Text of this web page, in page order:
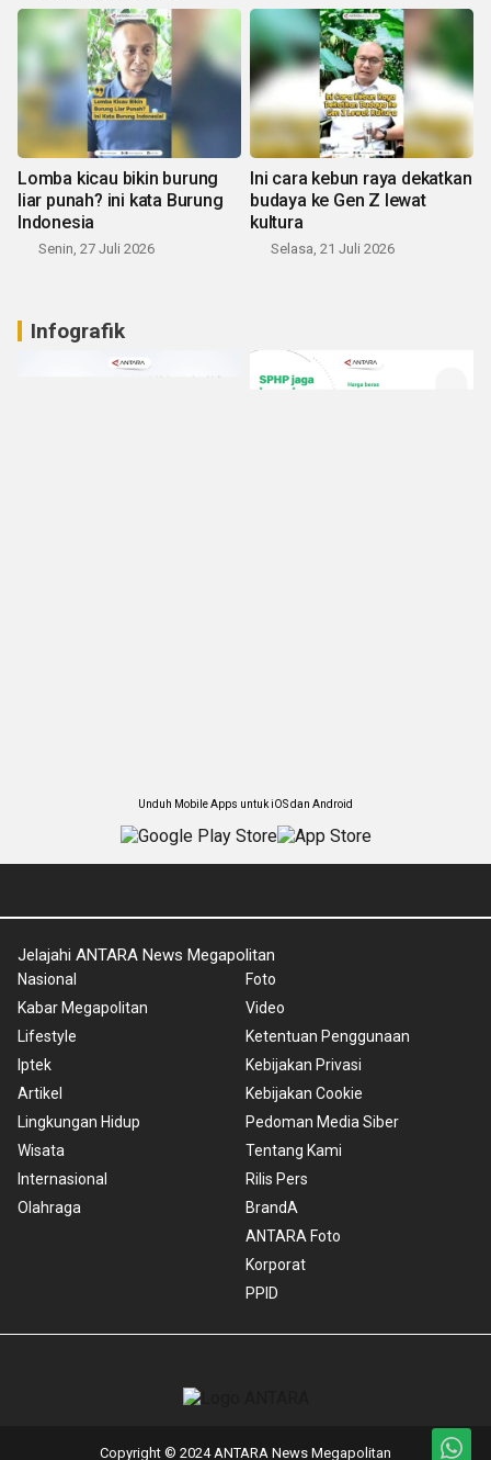
Lomba kicau bikin burung
liar punah? ini kata Burung
Indonesia
Senin, 27 Juli 2026
Ini cara kebun raya dekatkan
budaya ke Gen Z lewat
kultura
Selasa, 21 Juli 2026
Infografik
Unduh Mobile Apps untuk iOS dan Android
Jelajahi ANTARA News Megapolitan
Nasional
Kabar Megapolitan
Lifestyle
Iptek
Artikel
Lingkungan Hidup
Wisata
Internasional
Olahraga
Foto
Video
Ketentuan Penggunaan
Kebijakan Privasi
Kebijakan Cookie
Pedoman Media Siber
Tentang Kami
Rilis Pers
BrandA
ANTARA Foto
Korporat
PPID
Copyright © 2024 ANTARA News Megapolitan